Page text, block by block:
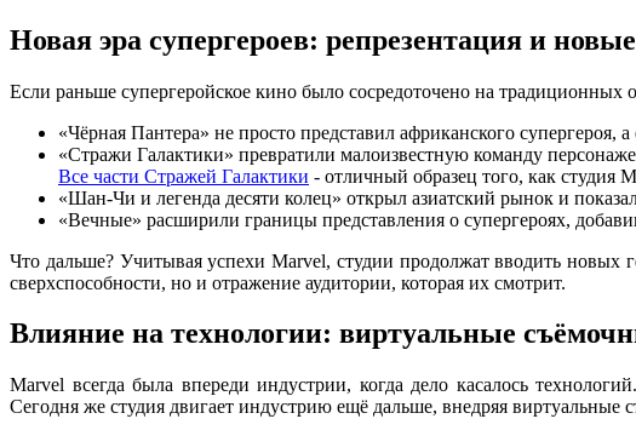
Новая эра супергероев: репрезентация и
Если раньше супергеройское кино было сосредоточено на
«Чёрная Пантера» не просто представил африканского
«Стражи Галактики» превратили малоизвестную команду
Все части Стражей Галактики - отличный образец того, как
«Шан-Чи и легенда десяти колец» открыл азиатский рынок и
«Вечные» расширили границы представления о супергероях,
Что дальше? Учитывая успехи Marvel, студии продолжат вводить новых
сверхспособности, но и отражение аудитории, которая их смотрит.
Влияние на технологии: виртуальные
Marvel всегда была впереди индустрии, когда дело касалось
Сегодня же студия двигает индустрию ещё дальше, внедряя